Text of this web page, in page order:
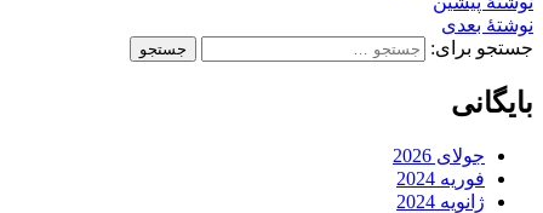
نوشتهٔ بعدی
جستجو برای:
بایگانی
جولای 2026
فوریه 2024
ژانویه 2024